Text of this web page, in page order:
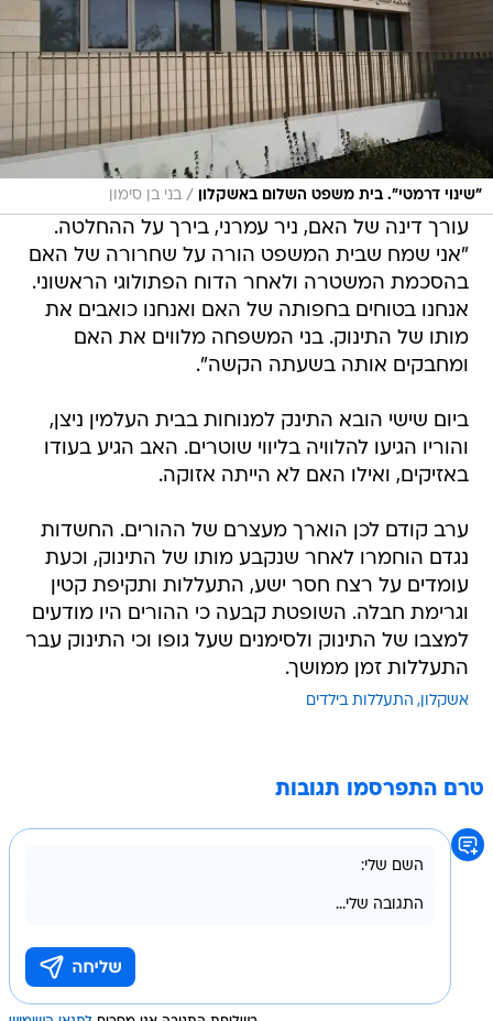
"שינוי דרמטי". בית משפט השלום באשקלון / בני בן סימון
עורך דינה של האם, ניר עמרני, בירך על ההחלטה.
"אני שמח שבית המשפט הורה על שחרורה של האם
בהסכמת המשטרה ולאחר הדוח הפתולוגי הראשוני.
אנחנו בטוחים בחפותה של האם ואנחנו כואבים את
מותו של התינוק. בני המשפחה מלווים את האם
ומחבקים אותה בשעתה הקשה".
ביום שישי הובא התינק למנוחות בבית העלמין ניצן,
והוריו הגיעו להלוויה בליווי שוטרים. האב הגיע בעודו
באזיקים, ואילו האם לא הייתה אזוקה.
ערב קודם לכן הוארך מעצרם של ההורים. החשדות
נגדם הוחמרו לאחר שנקבע מותו של התינוק, וכעת
עומדים על רצח חסר ישע, התעללות ותקיפת קטין
וגרימת חבלה. השופטת קבעה כי ההורים היו מודעים
למצבו של התינוק ולסימנים שעל גופו וכי התינוק עבר
התעללות זמן ממושך.
אשקלון התעללות בילדים
טרם התפרסמו תגובות